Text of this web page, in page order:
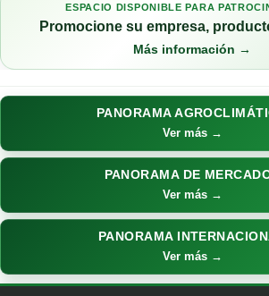
ESPACIO DISPONIBLE PARA
Promocione su empresa,
Más información →
PANORAMA
Ver más →
PANORAMA DE
Ver más →
PANORAMA
Ver más →